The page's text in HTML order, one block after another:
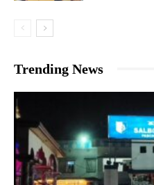
Trending News